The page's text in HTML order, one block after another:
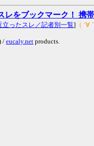
レをブックマーク！ 携
立ったスレ／記者別一覧] （
/ eucaly.net products.